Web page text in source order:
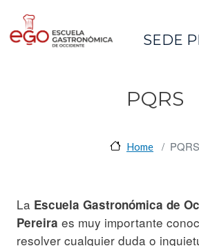
SEDE
PQRS
Home PQRS
La Escuela Gastronómica de
Pereira es muy importante
resolver cualquier duda o